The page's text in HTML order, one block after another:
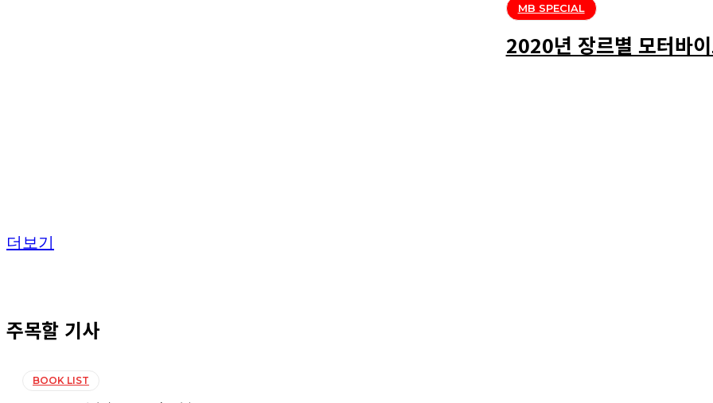
MB SPECIAL
2020년 장르별 모터바
더보기
주목할 기사
BOOK LIST